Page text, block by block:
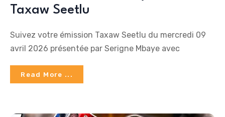
Taxaw Seetlu
Suivez votre émission Taxaw Seetlu du mercredi 09
avril 2026 présentée par Serigne Mbaye avec
Read More ...